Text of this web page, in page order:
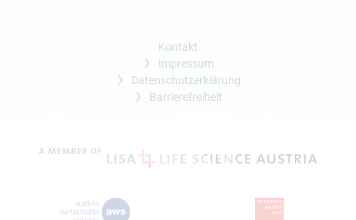
Kontakt
Impressum
Datenschutzerklärung
Barrierefreiheit